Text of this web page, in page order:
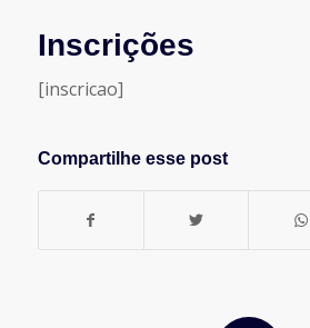
Inscrições
[inscricao]
Compartilhe esse post